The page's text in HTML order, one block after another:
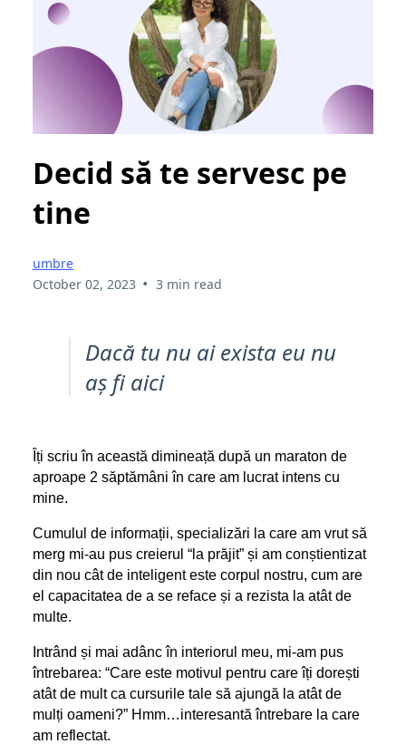
Decid să te servesc pe
tine
umbre
October 02, 2023 • 3 min read
Dacă tu nu ai exista eu nu
aș fi aici
Îți scriu în această dimineață după un maraton de
aproape 2 săptămâni în care am lucrat intens cu
mine.
Cumulul de informații, specializări la care am vrut să
merg mi-au pus creierul “la prăjit” și am conștientizat
din nou cât de inteligent este corpul nostru, cum are
el capacitatea de a se reface și a rezista la atât de
multe.
Intrând și mai adânc în interiorul meu, mi-am pus
întrebarea: “Care este motivul pentru care îți dorești
atât de mult ca cursurile tale să ajungă la atât de
mulți oameni?” Hmm…interesantă întrebare la care
am reflectat.